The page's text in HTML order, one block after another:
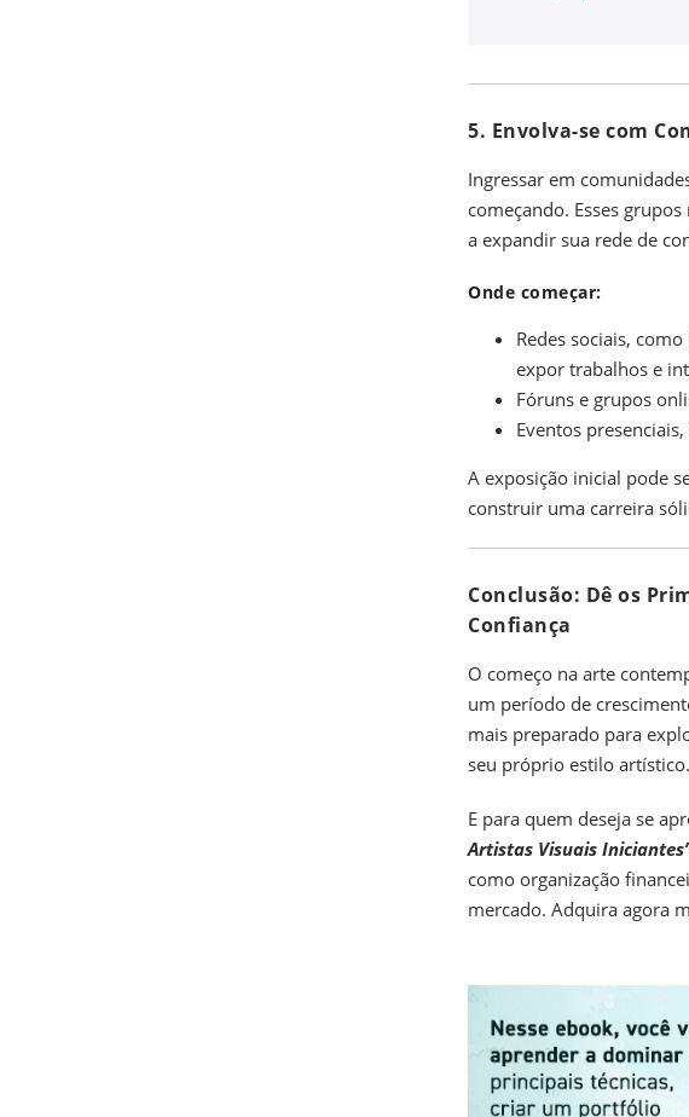
5. Envolva-se com
Ingressar em
começando. Esses
a expandir sua rede de
Onde começar:
Redes sociais,
expor trabalhos e
Fóruns e grupos
Eventos
A exposição inicial pode
construir uma carreira
Conclusão: Dê os
Confiança
O começo na arte
um período de
mais preparado para
seu próprio estilo artístico.
E para quem deseja se
Artistas Visuais
como organização
mercado. Adquira agora